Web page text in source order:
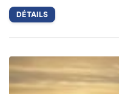
DÉTAILS